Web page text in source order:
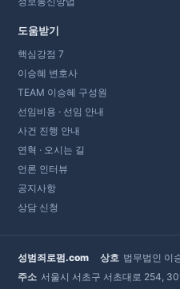
도움받기
핵심강점 7
이승혜 변호사
TEAM 이승혜 구성원
선임비용 · 선임 안내
사건 진행 안내
연혁 · 오시는 길
언론 인터뷰
공지사항
상담 신청
성범죄로펌.com 상호 법무법인 이
주소 서울시 서초구 서초대로 254,